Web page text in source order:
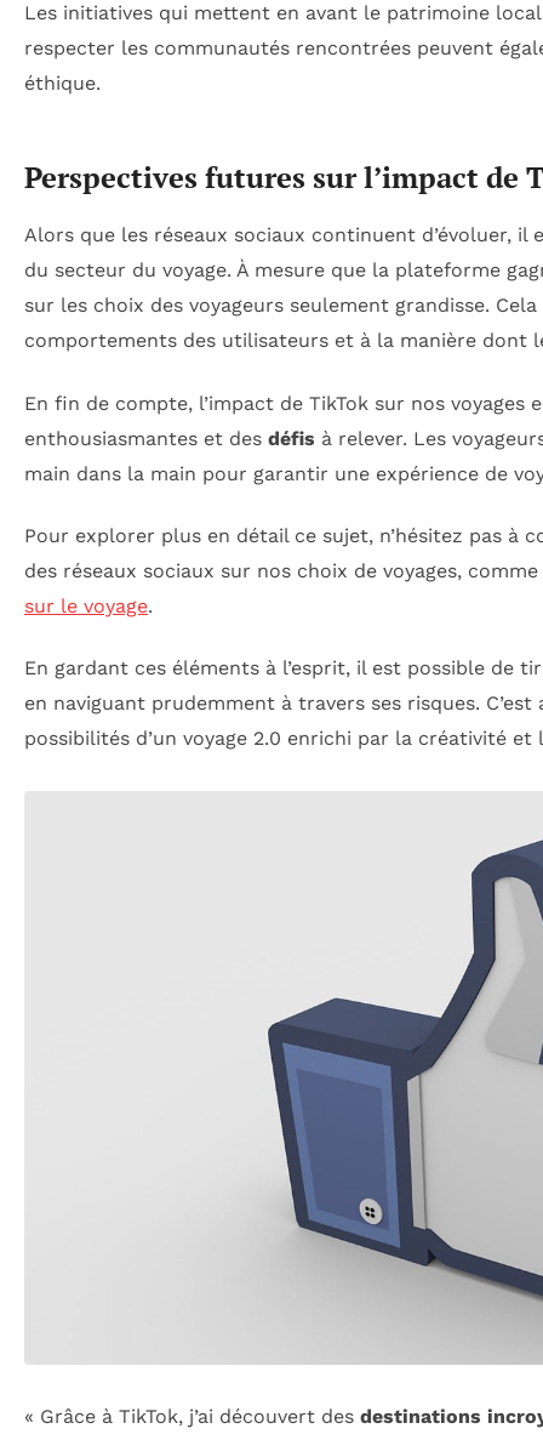
Les initiatives qui mettent en avant le patrimoine
respecter les communautés rencontrées peuvent
éthique.
Perspectives futures sur l’impact de
Alors que les réseaux sociaux continuent d’évoluer, il
du secteur du voyage. À mesure que la plateforme
sur les choix des voyageurs seulement grandisse.
comportements des utilisateurs et à la manière dont
En fin de compte, l’impact de TikTok sur nos voyages
enthousiasmantes et des défis à relever. Les
main dans la main pour garantir une expérience de
Pour explorer plus en détail ce sujet, n’hésitez pas à
des réseaux sociaux sur nos choix de voyages, comme
sur le voyage.
En gardant ces éléments à l’esprit, il est possible
en naviguant prudemment à travers ses risques.
possibilités d’un voyage 2.0 enrichi par la créativité et
« Grâce à TikTok, j’ai découvert des destinations